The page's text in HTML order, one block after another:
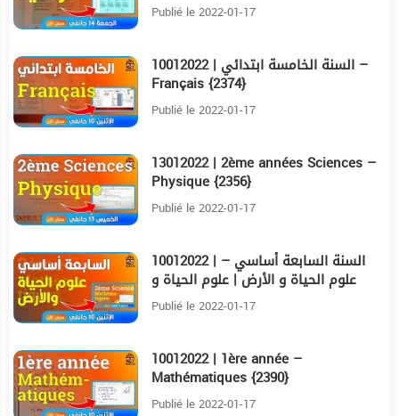
Publié le 2022-01-17
17:16 10012022 | السنة الخامسة ابتدائي –
Français {2374}
Publié le 2022-01-17
26:43 13012022 | 2ème années Sciences –
Physique {2356}
Publié le 2022-01-17
22:49 10012022 | السنة السابعة أساسي –
علوم الحياة و الأرض | علوم الحياة و
الأرض {2406}
Publié le 2022-01-17
22:35 10012022 | 1ère année –
Mathématiques {2390}
Publié le 2022-01-17